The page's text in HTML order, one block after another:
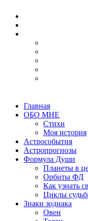
Главная
ОБО МНЕ
Стихи
Моя история
Астрособытия
Астропрогнозы
Формула Души
Планеты в
Орбиты ФД
Как узнать
Циклы
Знаки зодиака
Овен